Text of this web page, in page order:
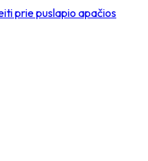
prie puslapio apačios